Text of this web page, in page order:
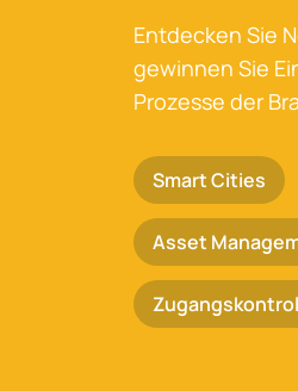
Entdecken Sie
gewinnen Sie
Prozesse der
Smart Cities
Asset